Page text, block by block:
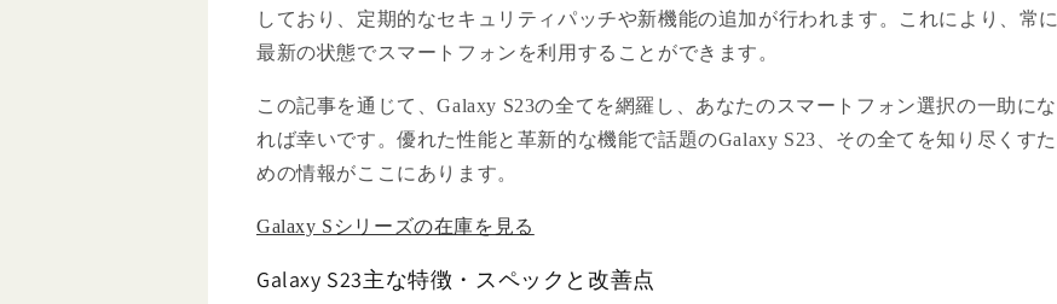
しており、定期的なセキュリティパッチや新機能の追加が行われます。これにより、常に
最新の状態でスマートフォンを利用することができます。
この記事を通じて、Galaxy S23の全てを網羅し、あなたのスマートフォン選択の一助にな
れば幸いです。優れた性能と革新的な機能で話題のGalaxy S23、その全てを知り尽くすた
めの情報がここにあります。
Galaxy Sシリーズの在庫を見る
Galaxy S23主な特徴・スペックと改善点